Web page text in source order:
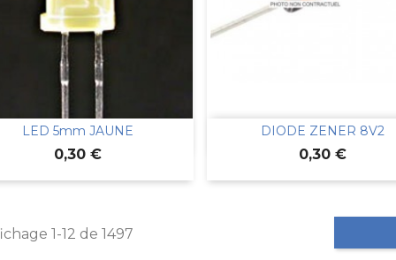
LED 5mm JAUNE
Prix
0,30 €
Aperçu rapide DIODE ZENER 8V2
Prix
0,30 €
Aperçu rapide
1-12 de 1497